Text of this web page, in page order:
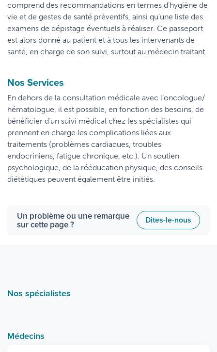
comprend des recommandations en termes d’hygiène de
vie et de gestes de santé préventifs, ainsi qu’une liste des
examens de dépistage éventuels à réaliser. Ce passeport
est alors donné au patient et à tous les intervenants de
santé, en charge de son suivi, surtout au médecin traitant.
Nos Services
En dehors de la consultation médicale avec l’oncologue/
hématologue, il est possible, en fonction des besoins, de
bénéficier d’un suivi médical chez les spécialistes qui
prennent en charge les complications liées aux
traitements (problèmes cardiaques, troubles
endocriniens, fatigue chronique, etc.). Un soutien
psychologique, de la rééducation physique, des conseils
diététiques peuvent également être initiés.
Un problème ou une remarque
sur cette page ? Dites-le-nous
Nos spécialistes
Médecins